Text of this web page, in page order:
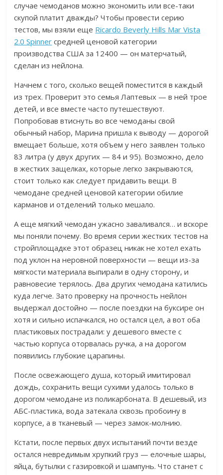
случае чемоданов можно экономить или все-таки
скупой платит дважды? Чтобы провести серию
тестов, мы взяли еще Ricardo Beverly Hills Mar Vista
2.0 Spinner средней ценовой категории
производства США за 12400 — он матерчатый,
сделан из нейлона.
Начнем с того, сколько вещей поместится в каждый
из трех. Проверит это семья Лаптевых — в ней трое
детей, и все вместе часто путешествуют.
Попробовав втиснуть во все чемоданы свой
обычный набор, Марина пришла к выводу — дорогой
вмещает больше, хотя объем у него заявлен только
83 литра (у двух других — 84 и 95). Возможно, дело
в жестких защелках, которые легко закрываются,
стоит только как следует придавить вещи. В
чемодане средней ценовой категории обилие
карманов и отделений только мешало.
А еще мягкий чемодан ужасно заваливался… и вскоре
мы поняли почему. Во время серии жестких тестов на
стройплощадке этот образец никак не хотел ехать
под уклон на неровной поверхности — вещи из-за
мягкости материала выпирали в одну сторону, и
равновесие терялось. Два других чемодана катились
куда легче. Зато проверку на прочность нейлон
выдержал достойно — после поездки на буксире он
хотя и сильно испачкался, но остался цел, а вот оба
пластиковых пострадали: у дешевого вместе с
частью корпуса оторвалась ручка, а на дорогом
появились глубокие царапины.
После освежающего душа, который имитировал
дождь, сохранить вещи сухими удалось только в
дорогом чемодане из поликарбоната. В дешевый, из
АБС-пластика, вода затекала сквозь пробоину в
корпусе, а в тканевый — через замок-молнию.
Кстати, после первых двух испытаний почти везде
остался невредимым хрупкий груз — елочные шары,
яйца, бутылки с газировкой и шампунь. Что станет с